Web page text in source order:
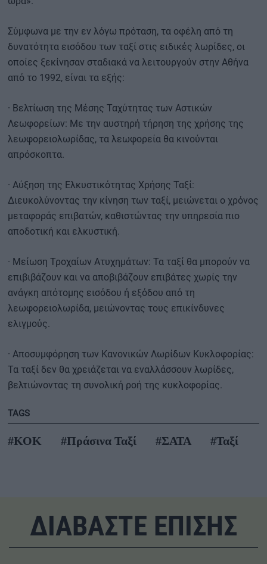
Σύμφωνα με την εν λόγω πρόταση, τα οφέλη από τη
δυνατότητα εισόδου των ταξί στις ειδικές λωρίδες, οι
οποίες ξεκίνησαν σταδιακά να λειτουργούν στην Αθήνα
από το 1992, είναι τα εξής:
· Βελτίωση της Μέσης Ταχύτητας των Αστικών
Λεωφορείων: Με την αυστηρή τήρηση της χρήσης της
λεωφορειολωρίδας, τα λεωφορεία θα κινούνται
απρόσκοπτα.
· Αύξηση της Ελκυστικότητας Χρήσης Ταξί:
Διευκολύνοντας την κίνηση των ταξί, μειώνεται ο χρόνος
μεταφοράς επιβατών, καθιστώντας την υπηρεσία πιο
αποδοτική και ελκυστική.
· Μείωση Τροχαίων Ατυχημάτων: Τα ταξί θα μπορούν να
επιβιβάζουν και να αποβιβάζουν επιβάτες χωρίς την
ανάγκη απότομης εισόδου ή εξόδου από τη
λεωφορειολωρίδα, μειώνοντας τους επικίνδυνες
ελιγμούς.
· Αποσυμφόρηση των Κανονικών Λωρίδων Κυκλοφορίας:
Τα ταξί δεν θα χρειάζεται να εναλλάσσουν λωρίδες,
βελτιώνοντας τη συνολική ροή της κυκλοφορίας.
TAGS
#ΚΟΚ #Πράσινα Ταξί #ΣΑΤΑ #Ταξί
ΔΙΑΒΑΣΤΕ ΕΠΙΣΗΣ